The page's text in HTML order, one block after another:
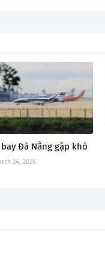
bay Đà Nẵng gặp khó
24, 2026